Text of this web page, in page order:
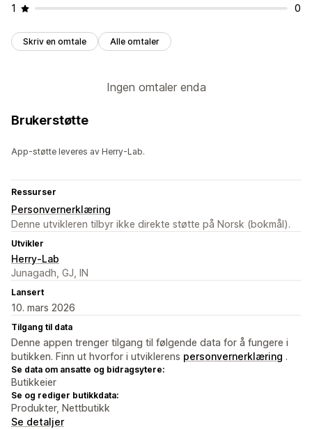
1 0
Skriv en omtale Alle omtaler
Ingen omtaler enda
Brukerstøtte
App-støtte leveres av Herry-Lab.
Ressurser
Personvernerklæring
Denne utvikleren tilbyr ikke direkte støtte på Norsk (bokmål).
Utvikler
Herry-Lab
Junagadh, GJ, IN
Lansert
10. mars 2026
Tilgang til data
Denne appen trenger tilgang til følgende data for å fungere i
butikken. Finn ut hvorfor i utviklerens personvernerklæring .
Se data om ansatte og bidragsytere:
Butikkeier
Se og rediger butikkdata:
Produkter, Nettbutikk
Se detaljer